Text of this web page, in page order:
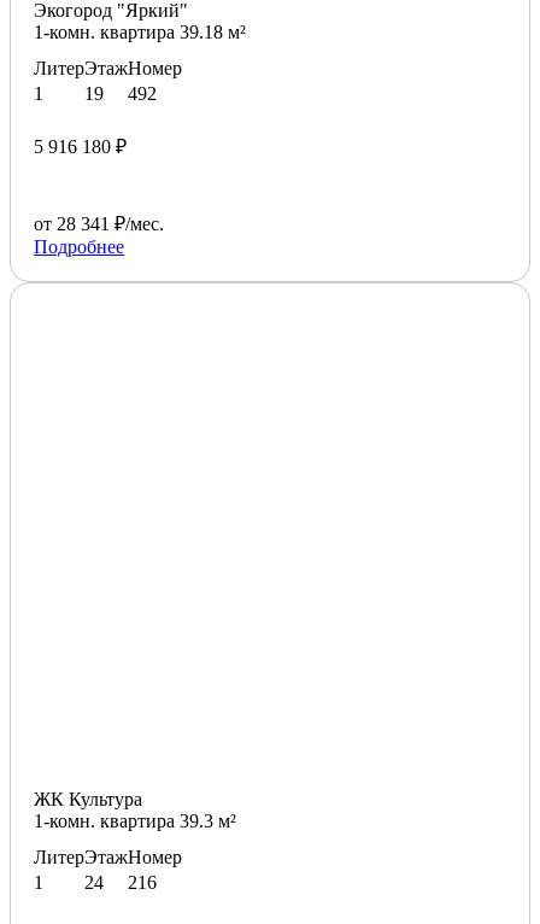
Экогород "Яркий"
1-комн. квартира 39.18 м²
Литер
1
Этаж
19
Номер
492
5 916 180 ₽
от 28 341 ₽/мес.
Подробнее
ЖК Культура
1-комн. квартира 39.3 м²
Литер
1
Этаж
24
Номер
216